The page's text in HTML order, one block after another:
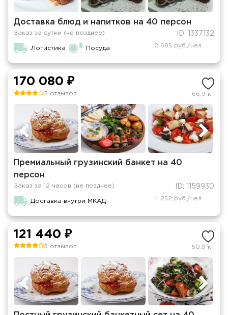
Доставка блюд и напитков на 40 персон
Заказ за сутки (не позднее) ID: 1337132
Логистика Посуда 2 685 руб./чел.
170 080 ₽
5 отзывов 66.9 кг
Премиальный грузинский банкет на 40
персон
Заказ за 12 часов (не позднее) ID: 1159930
Доставка внутри МКАД 4 252 руб./чел.
121 440 ₽
5 отзывов 50.9 кг